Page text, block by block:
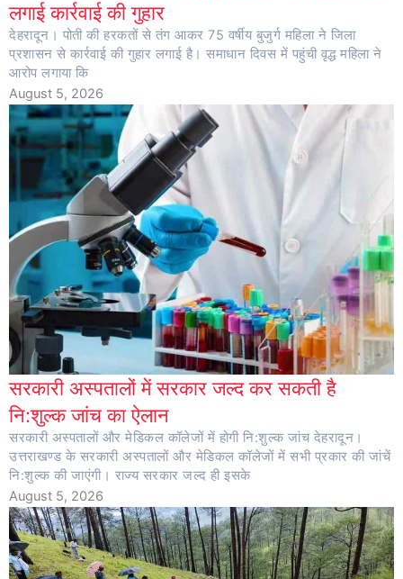
लगाई कार्रवाई की गुहार
देहरादून। पोती की हरकतों से तंग आकर 75 वर्षीय बुजुर्ग महिला ने जिला
प्रशासन से कार्रवाई की गुहार लगाई है। समाधान दिवस में पहुंची वृद्ध महिला ने
आरोप लगाया कि
August 5, 2026
सरकारी अस्पतालों में सरकार जल्द कर सकती है
नि:शुल्क जांच का ऐलान
सरकारी अस्पतालों और मेडिकल कॉलेजों में होगी नि:शुल्क जांच देहरादून।
उत्तराखण्ड के सरकारी अस्पतालों और मेडिकल कॉलेजों में सभी प्रकार की जांचें
नि:शुल्क की जाएंगी। राज्य सरकार जल्द ही इसके
August 5, 2026